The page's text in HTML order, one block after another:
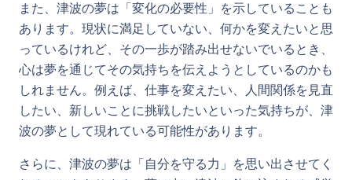
また、津波の夢は「変化の必要性」を示していることも
あります。現状に満足していない、何かを変えたいと思
っているけれど、その一歩が踏み出せないでいるとき、
心は夢を通じてその気持ちを伝えようとしているのかも
しれません。例えば、仕事を変えたい、人間関係を見直
したい、新しいことに挑戦したいといった気持ちが、津
波の夢として現れている可能性があります。
さらに、津波の夢は「自分を守る力」を思い出させてく